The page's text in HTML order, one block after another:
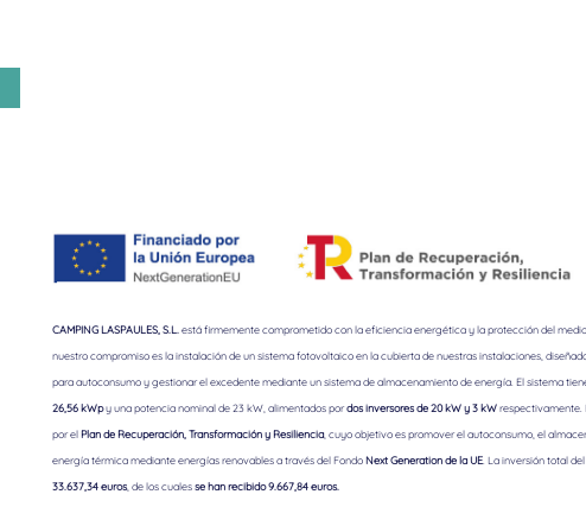
CAMPING LASPAULES, S.L.
está firmemente comprometido con la eficiencia energética y la protección del
nuestro compromiso es la instalación de un sistema fotovoltaico en la cubierta de nuestras instalaciones,
para autoconsumo y gestionar el excedente mediante un sistema de almacenamiento de energía. El sistema
26,56 kWpy una potencia nominal de 23 kW, alimentados pordos inversores de 20 kW y 3 kWrespectivamente.
por elPlan de Recuperación, Transformación y Resiliencia, cuyo objetivo es promover el autoconsumo, el
energía térmica mediante energías renovables a través del FondoNext Generation de la UE . La inversión total
33.637,34 euros, de los cualesse han recibido 9.667,84 euros.